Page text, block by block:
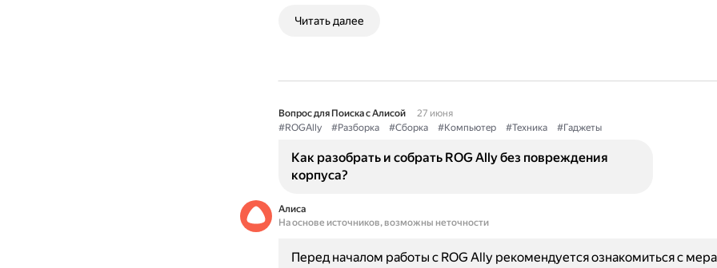
Читать далее
Вопрос для Поиска с Алисой
27 июня
#ROGAlly
#Разборка #Сборка #Компьютер #Техника #Гаджеты
Как разобрать и собрать ROG Ally без повреждения
корпуса?
Алиса
На основе источников, возможны неточности
Перед началом работы с ROG Ally рекомендуется ознакомиться с